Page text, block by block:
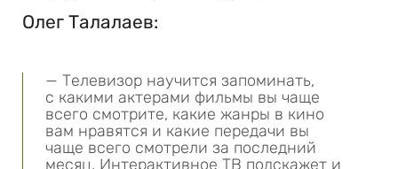
Олег Талалаев:
— Телевизор научится запоминать,
с какими актерами фильмы вы чаще
всего смотрите, какие жанры в кино
вам нравятся и какие передачи вы
чаще всего смотрели за последний
месяц. Интерактивное ТВ подскажет и